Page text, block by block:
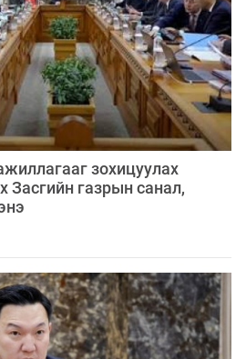
зохицуулах
Засгийн газрын санал,